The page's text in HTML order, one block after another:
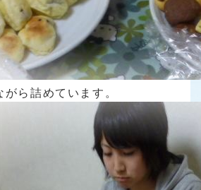
ら詰めています。